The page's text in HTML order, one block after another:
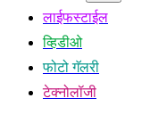
लाईफस्टाईल
व्हिडीओ
फोटो गॅलरी
टेक्नोलॉजी